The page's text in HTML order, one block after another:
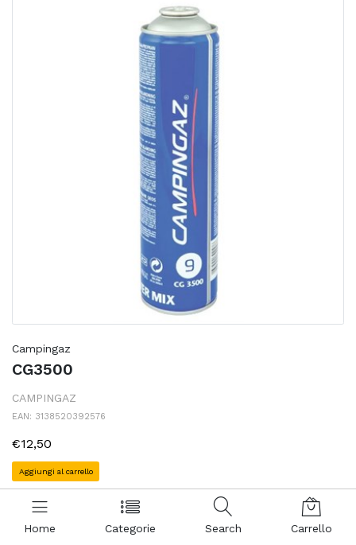
Home Categorie Search Carrello
Campingaz
CG3500
CAMPINGAZ
EAN: 3138520392576
€12,50
Aggiungi al carrello